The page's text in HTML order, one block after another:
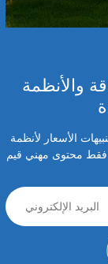
والأنظمة
الأسعار لأنظمة
فقط محتوى مهني قيم